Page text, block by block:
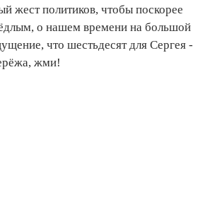
жест политиков, чтобы поскорее
о нашем времени на большой
что шестьдесят для Сергея -
жми!